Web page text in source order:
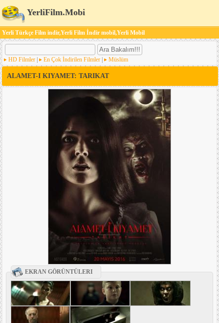
YerliFilm.Mobi
Yerli Türkçe Film indir,Yerli Film İndir mobil,Yerli Mobil
HD Filmler En Çok İndirilen Filmler Müslüm
ALAMET-I KIYAMET: TARIKAT
EKRAN GÖRÜNTÜLERI